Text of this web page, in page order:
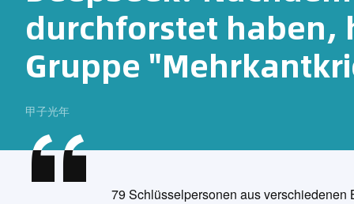
durchforstet haben,
Gruppe
甲子光年
79 Schlüsselpersonen aus verschiedenen